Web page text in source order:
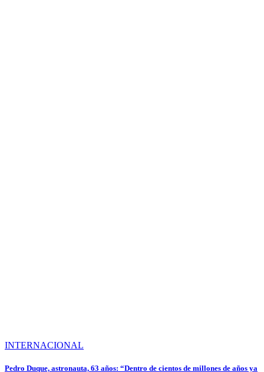
INTERNACIONAL
Pedro Duque, astronauta, 63 años: “Dentro de cientos de millones de años ya